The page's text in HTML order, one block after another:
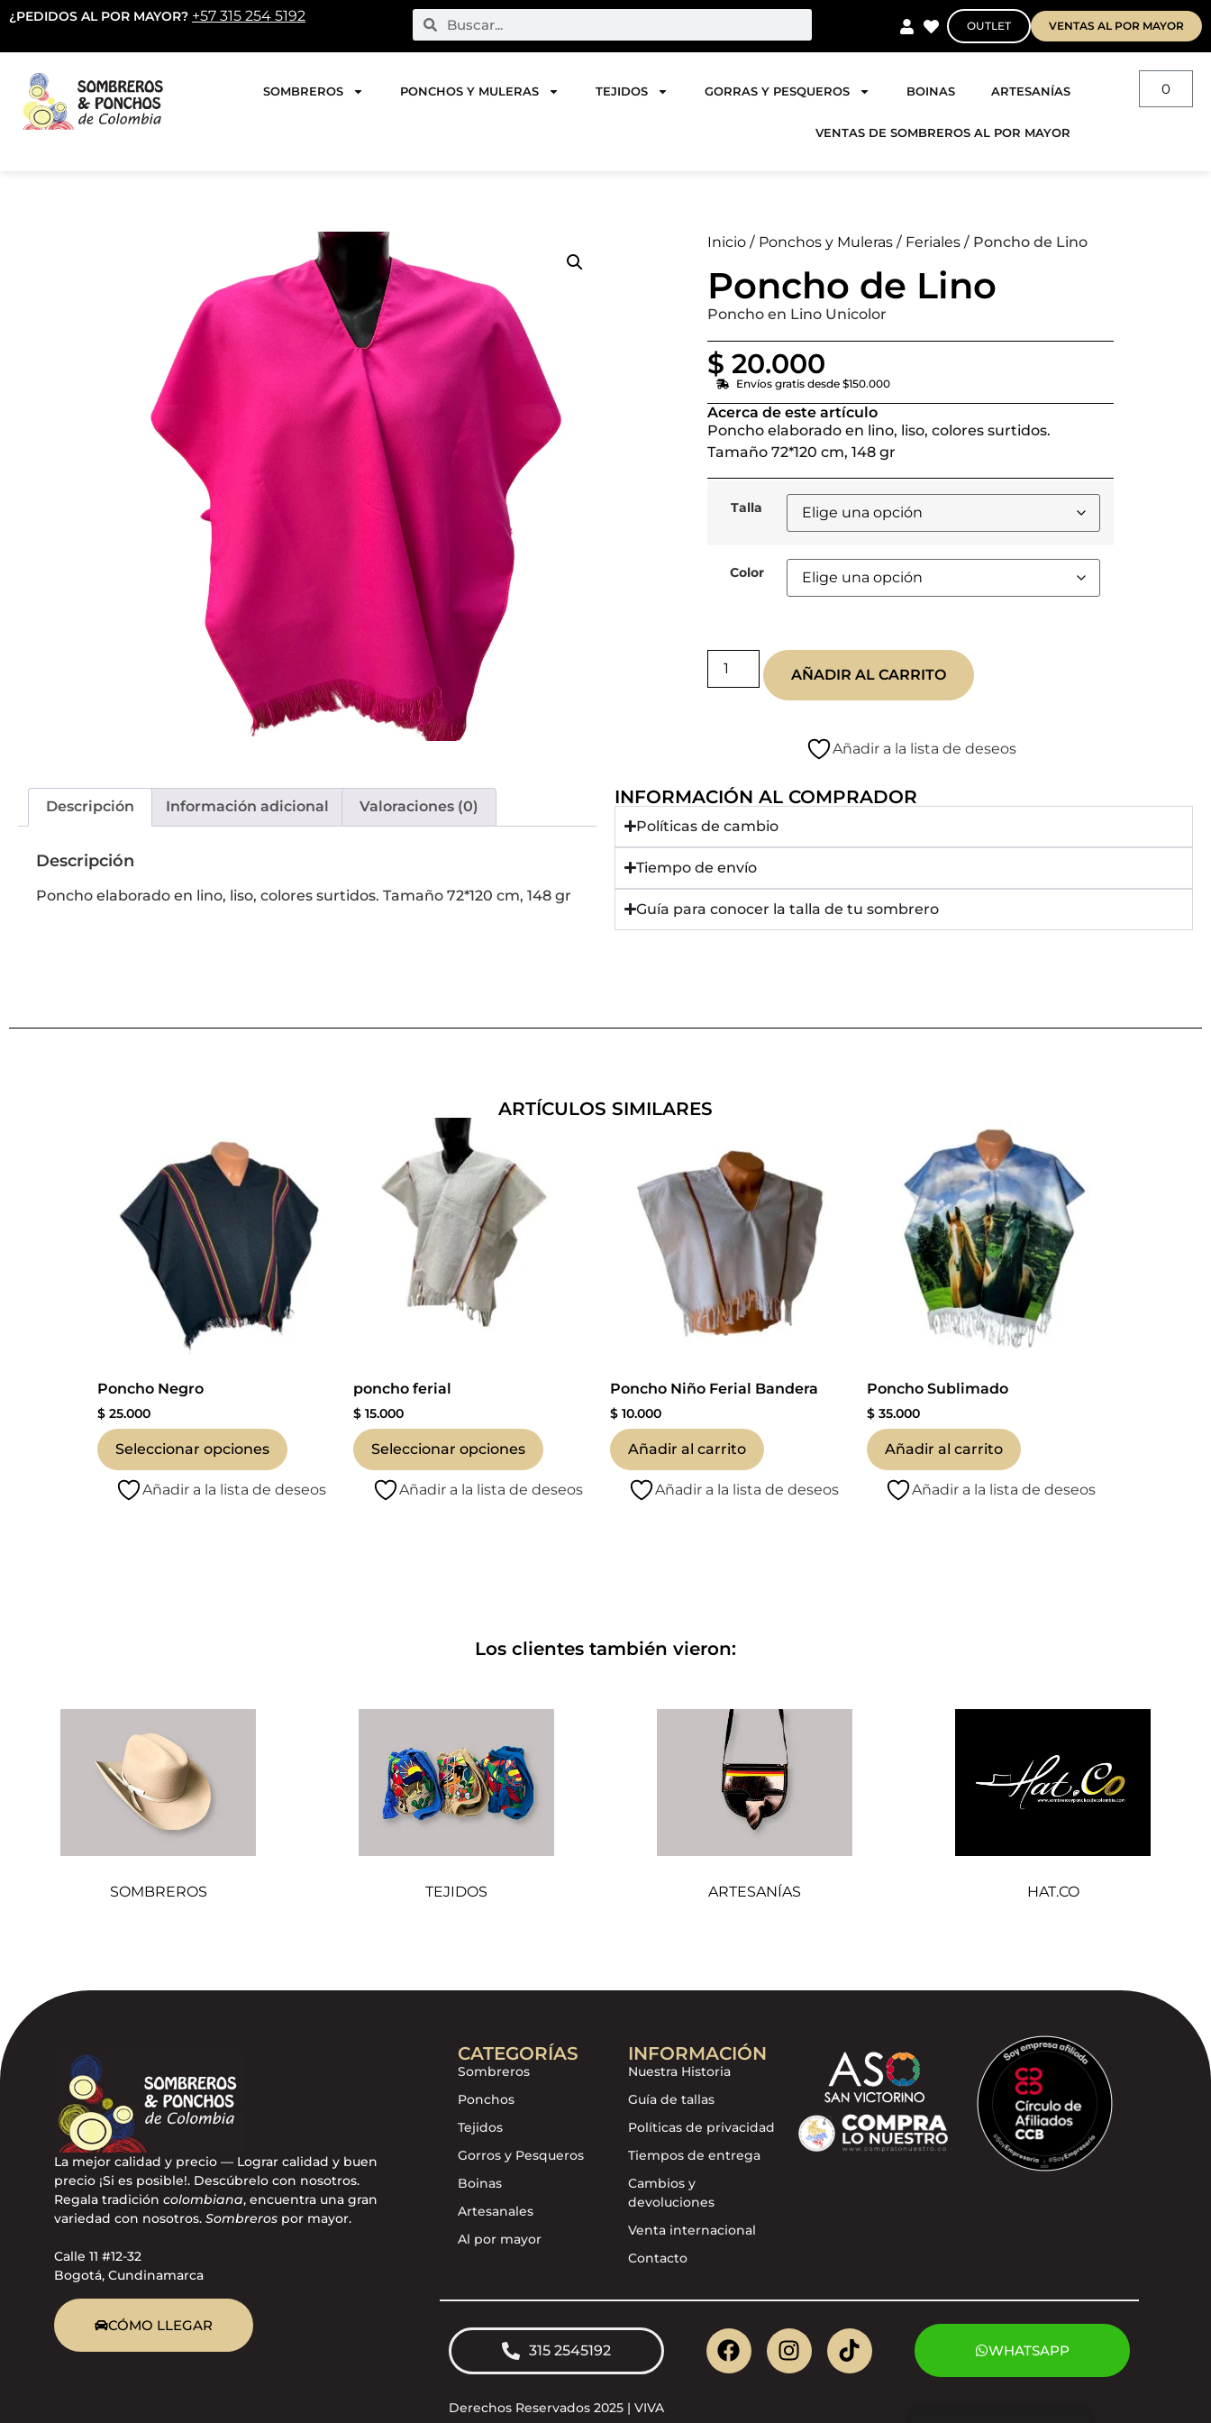
¿PEDIDOS AL POR MAYOR? +57 315 254 5192
OUTLET VENTAS AL POR MAYOR
SOMBREROS PONCHOS Y MULERAS TEJIDOS GORRAS Y PESQUEROS BOINAS ARTESANÍAS
VENTAS DE SOMBREROS AL POR MAYOR
0
Inicio/ Ponchos y Muleras/ Feriales/ Poncho de Lino
Poncho de Lino
Poncho en Lino Unicolor
$ 20.000
Envíos gratis desde $150.000
Acerca de este artículo
Poncho elaborado en lino, liso, colores surtidos.
Tamaño 72*120 cm, 148 gr
Talla
Color
AÑADIR AL CARRITO
Añadir a la lista de deseos
Descripción Información adicional Valoraciones (0)
Descripción
Poncho elaborado en lino, liso, colores surtidos. Tamaño 72*120 cm, 148 gr
INFORMACIÓN AL COMPRADOR
Políticas de cambio
Tiempo de envío
Guía para conocer la talla de tu sombrero
ARTÍCULOS SIMILARES
Poncho Negro
$25.000
Seleccionar opciones
Añadir a la lista de deseos
poncho ferial
$ 15.000
Seleccionar opciones
Añadir a la lista de deseos
Poncho Niño Ferial Bandera
$10.000
Añadir al carrito
Añadir a la lista de deseos
Poncho Sublimado
$35.000
Añadir al carrito
Añadir a la lista de deseos
Los clientes también vieron:
SOMBREROS TEJIDOS ARTESANÍAS HAT.CO
La mejor calidad y precio — Lograr calidad y buen
precio ¡Si es posible!. Descúbrelo con nosotros.
Regala tradición colombiana, encuentra una gran
variedad con nosotros. Sombreros por mayor.
Calle 11 #12-32
Bogotá, Cundinamarca
CÓMO LLEGAR
CATEGORÍAS
Sombreros
Ponchos
Tejidos
Gorros y Pesqueros
Boinas
Artesanales
Al por mayor
INFORMACIÓN
Nuestra Historia
Guía de tallas
Políticas de privacidad
Tiempos de entrega
Cambios y
devoluciones
Venta internacional
Contacto
315 2545192 WHATSAPP
Derechos Reservados 2025 | VIVA